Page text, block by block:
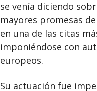
se venía diciendo
mayores promesas
en una de las citas
imponiéndose con
europeos.
Su actuación fue